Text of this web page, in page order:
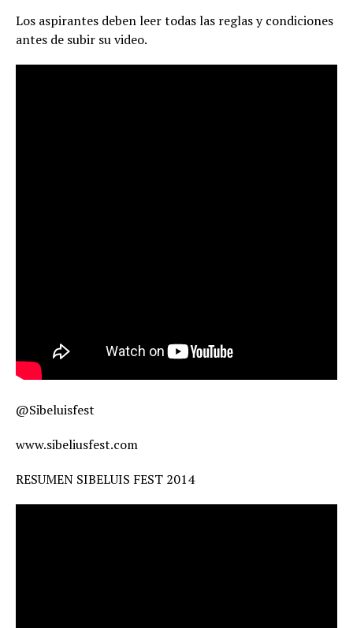
Los aspirantes deben leer todas las reglas y condiciones
antes de subir su video.
@Sibeluisfest
www.sibeliusfest.com
RESUMEN SIBELUIS FEST 2014